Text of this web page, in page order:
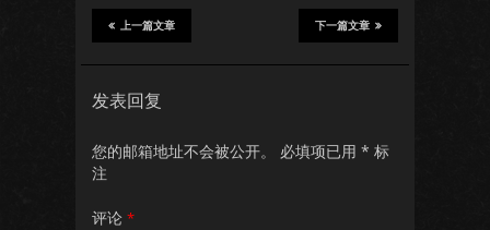
下一篇文章
上一篇文章
发表回复
您的邮箱地址不会被公开。 必填项已用 * 标
注
评论 *